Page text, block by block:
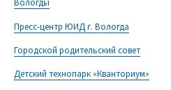
Вологды
Пресс-центр ЮИД г. Вологда
Городской родительский совет
Детский технопарк «Кванториум»